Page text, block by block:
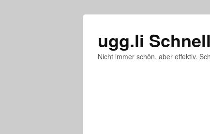
ugg.li
Nicht immer schön, aber effektiv.